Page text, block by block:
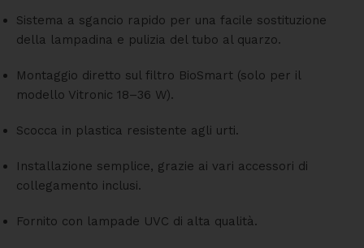
Sistema a sgancio rapido per una facile sostituzione
della lampadina e pulizia del tubo al quarzo.
Montaggio diretto sul filtro BioSmart (solo per il
modello Vitronic 18–36 W).
Scocca in plastica resistente agli urti.
Installazione semplice, grazie ai vari accessori di
collegamento inclusi.
Fornito con lampade UVC di alta qualità.